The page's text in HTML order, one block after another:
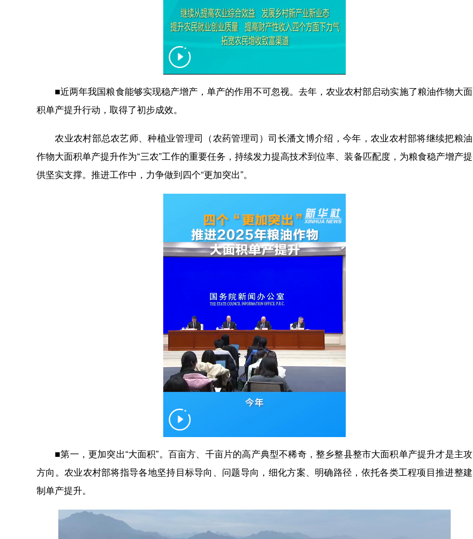
■近两年我国粮食能够实现稳产增产，单产的作用不可忽视。去年，农业农村部启动实施了粮油作物大面
积单产提升行动，取得了初步成效。
农业农村部总农艺师、种植业管理司（农药管理司）司长潘文博介绍，今年，农业农村部将继续把粮油
作物大面积单产提升作为“三农”工作的重要任务，持续发力提高技术到位率、装备匹配度，为粮食稳产增产提
供坚实支撑。推进工作中，力争做到四个“更加突出”。
■第一，更加突出“大面积”。百亩方、千亩片的高产典型不稀奇，整乡整县整市大面积单产提升才是主攻
方向。农业农村部将指导各地坚持目标导向、问题导向，细化方案、明确路径，依托各类工程项目推进整建
制单产提升。